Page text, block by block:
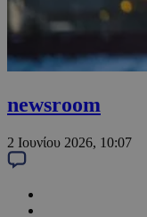
newsroom
2 Ιουνίου 2026, 10:07